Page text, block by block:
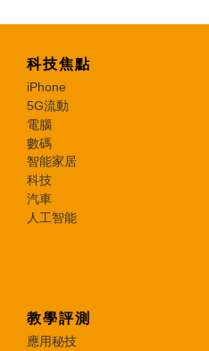
科技焦點
iPhone
5G流動
電腦
數碼
智能家居
科技
汽車
人工智能
教學評測
應用秘技